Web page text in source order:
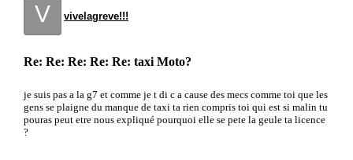
V vivelagreve!!!
Re: Re: Re: Re: Re: taxi Moto?
je suis pas a la g7 et comme je t di c a cause des mecs comme toi que les
gens se plaigne du manque de taxi ta rien compris toi qui est si malin tu
pouras peut etre nous expliqué pourquoi elle se pete la geule ta licence
?